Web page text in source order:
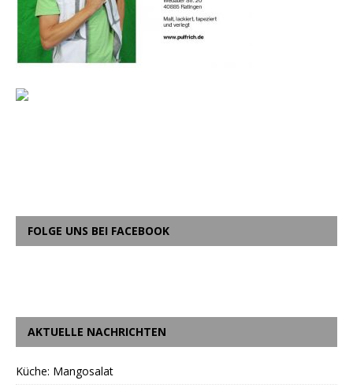
FOLGE UNS BEI FACEBOOK
AKTUELLE NACHRICHTEN
Küche: Mangosalat